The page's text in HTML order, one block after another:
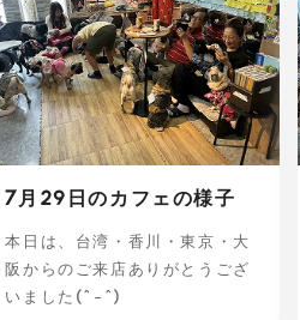
7月29日のカフェの様子
本日は、台湾・香川・東京・大
阪からのご来店ありがとうござ
いました(^-^)